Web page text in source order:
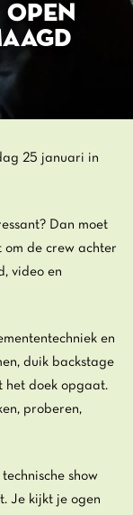
OPEN
25 januari in
Dan moet
om de crew achter
video en
en
duik backstage
het doek opgaat.
proberen,
show
Je kijkt je ogen